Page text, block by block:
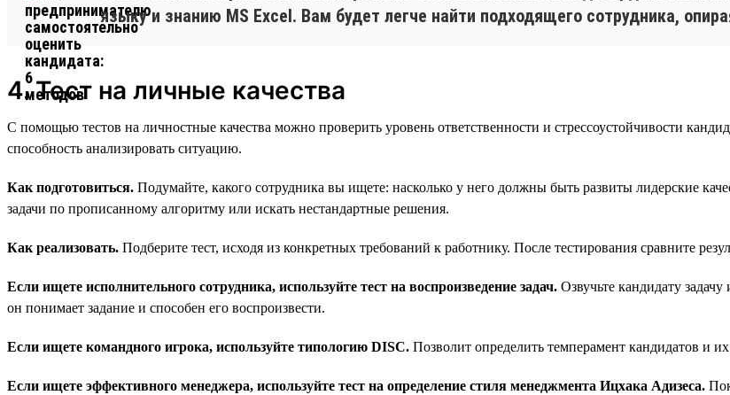
языку и знанию MS Excel. Вам будет легче найти подходящего сотрудника,
4. Тест на личные качества
С помощью тестов на личностные качества можно проверить уровень ответственности и стрессоустойчивости
способность анализировать ситуацию.
Как подготовиться. Подумайте, какого сотрудника вы ищете: насколько у него должны быть развиты лидерские
задачи по прописанному алгоритму или искать нестандартные решения.
Как реализовать. Подберите тест, исходя из конкретных требований к работнику. После тестирования сравните
Если ищете исполнительного сотрудника, используйте тест на воспроизведение задач. Озвучьте кандидату
он понимает задание и способен его воспроизвести.
Если ищете командного игрока, используйте типологию DISC. Позволит определить темперамент кандидатов и
Если ищете эффективного менеджера, используйте тест на определение стиля менеджмента Ицхака Адизеса.